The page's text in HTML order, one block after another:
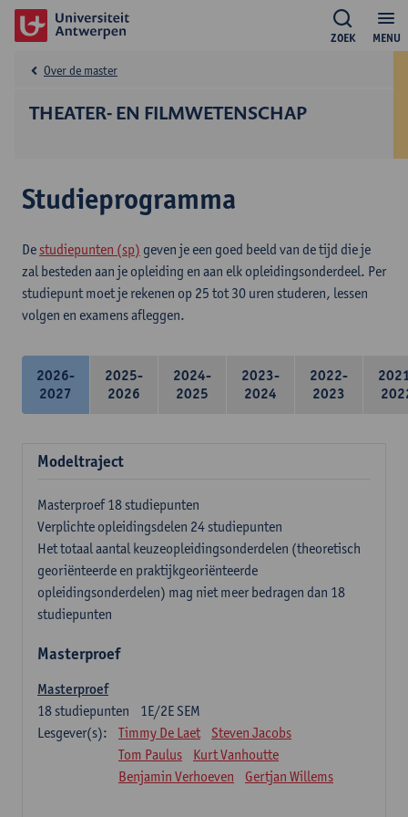
MENU
ZOEK
THEATER- EN FILMWETENSCHAP
Over de master
Studieprogramma
De studiepunten (sp) geven je een goed beeld van de tijd die je
zal besteden aan je opleiding en aan elk opleidingsonderdeel. Per
studiepunt moet je rekenen op 25 tot 30 uren studeren, lessen
volgen en examens afleggen.
2026-
2027
2025-
2026
2024-
2025
2023-
2024
2022-
2023
Modeltraject
Masterproef 18 studiepunten
Verplichte opleidingsdelen 24 studiepunten
Het totaal aantal keuzeopleidingsonderdelen (theoretisch
georiënteerde en praktijkgeoriënteerde
opleidingsonderdelen) mag niet meer bedragen dan 18
studiepunten
Masterproef
Masterproef
1E/2E SEM
18studiepunten
Lesgever(s):
Timmy De Laet
Steven Jacobs
Tom Paulus
Kurt Vanhoutte
Benjamin Verhoeven
Gertjan Willems